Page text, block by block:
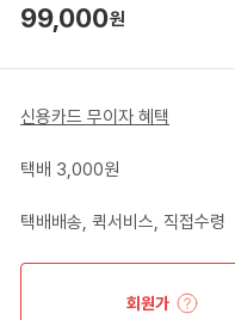
99,000원
신용카드 무이자 혜택
택배 3,000원
택배배송, 퀵서비스, 직접수령
회원가